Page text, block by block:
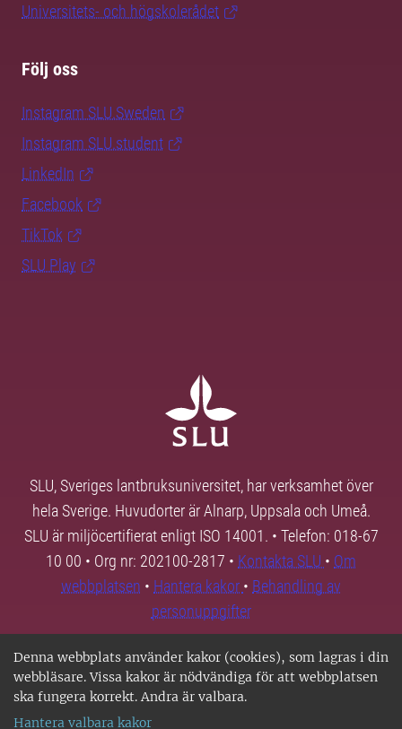
Denna webbplats använder kakor (cookies), som lagras i din
webbläsare. Vissa kakor är nödvändiga för att webbplatsen
ska fungera korrekt. Andra är valbara.
Hantera valbara kakor
Universitets- och högskolerådet
Följ oss
Instagram SLU.Sweden
Instagram SLU.student
LinkedIn
Facebook
TikTok
SLU Play
SLU, Sveriges lantbruksuniversitet, har verksamhet över
hela Sverige. Huvudorter är Alnarp, Uppsala och Umeå.
SLU är miljöcertifierat enligt ISO 14001. • Telefon: 018-67
10 00 • Org nr: 202100-2817 • Kontakta SLU • Om
webbplatsen • Hantera kakor • Behandling av
personuppgifter